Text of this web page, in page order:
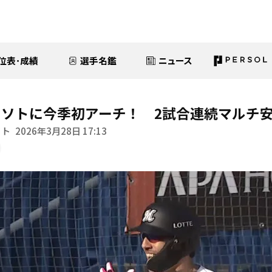
表･成績 選手名鑑 ニュース
トに今季初アーチ！ 2試合連続マルチ
2026年3月28日 17:13